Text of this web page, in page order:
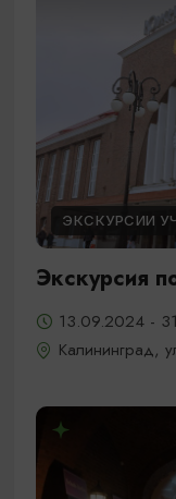
ЭКСКУРСИИ
Экскурсия
13.09.2024 -
Калининград,